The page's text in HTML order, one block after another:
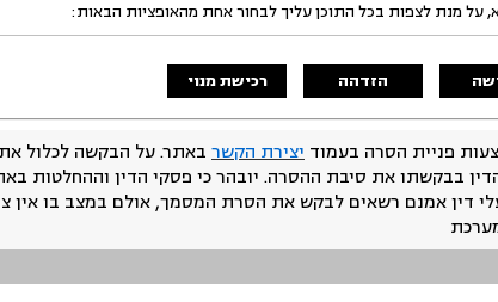
על מנת לצפות בכל התוכן עליך לבחור אחת מהאופציות הבאות:
הזדהה רכישת מנוי
פניית הסרה בעמוד יצירת הקשר באתר. על הבקשה לכלול
בבקשתו את סיבת ההסרה. יובהר כי פסקי הדין וההחלטות
דין אמנם רשאים לבקש את הסרת המסמך, אולם במצב בו אין